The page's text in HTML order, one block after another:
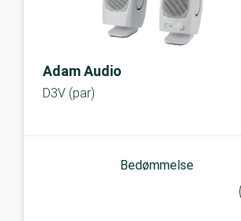
Adam Audio
D3V (par)
Bedømmelse